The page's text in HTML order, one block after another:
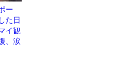
ー
た日
イ観
、涙